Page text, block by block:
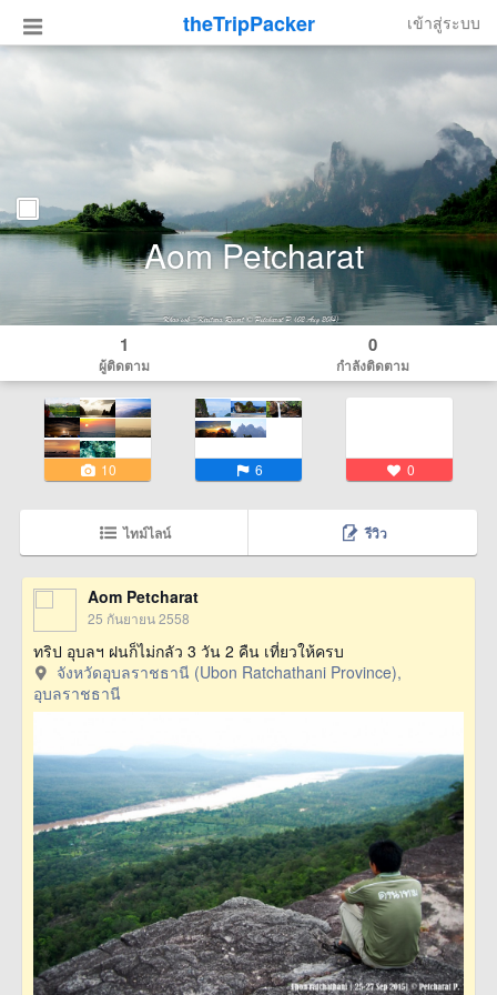
theTripPacker เข้าสู่ระบบ
Aom Petcharat
1
ผู้ติดตาม
0
กำลังติดตาม
10 6 0
ไทม์ไลน์ รีวิว
Aom Petcharat
25 กันยายน 2558
ทริป อุบลฯ ฝนก็ไม่กลัว 3 วัน 2 คืน เที่ยวให้ครบ
จังหวัดอุบลราชธานี (Ubon Ratchathani Province),
อุบลราชธานี